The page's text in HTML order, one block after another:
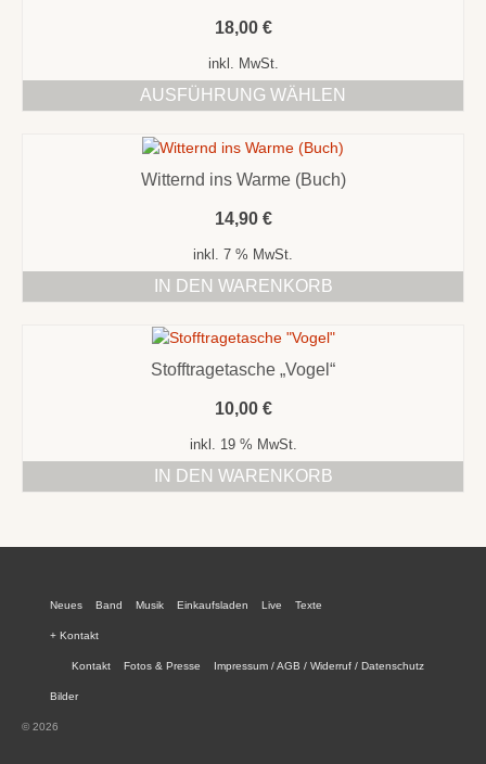
18,00 €
inkl. MwSt.
AUSFÜHRUNG WÄHLEN
Produkt
mehrere
Varianten
auf.
Die
Optionen
können
der
Produktseite
gewählt
werden
Witternd ins Warme (Buch)
14,90 €
inkl. 7 % MwSt.
IN DEN WARENKORB
Stofftragetasche „Vogel“
10,00 €
inkl. 19 % MwSt.
IN DEN WARENKORB
Neues Band Musik Einkaufsladen Live Texte
+ Kontakt
Kontakt Fotos & Presse Impressum / AGB / Widerruf / Datenschutz
Bilder
© 2026